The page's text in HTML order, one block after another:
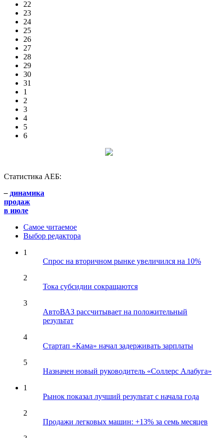
22
23
24
25
26
27
28
29
30
31
1
2
3
4
5
6
Статистика АЕБ:
– динамика
продаж
в июле
Самое читаемое
Выбор редактора
1
Спрос на вторичном рынке увеличился на 10%
2
Тока субсидии сокращаются
3
АвтоВАЗ рассчитывает на положительный
результат
4
Стартап «Кама» начал задерживать зарплаты
5
Назначен новый руководитель «Соллерс Алабуга»
1
Рынок показал лучший результат с начала года
2
Продажи легковых машин: +13% за семь месяцев